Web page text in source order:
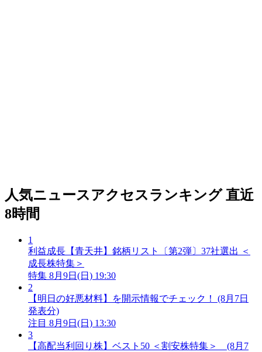
人気ニュースアクセスランキング 直近
8時間
1
利益成長【青天井】銘柄リスト〔第2弾〕37社選出 ＜
成長株特集＞
特集 8月9日(日) 19:30
2
【明日の好悪材料】を開示情報でチェック！ (8月7日
発表分)
注目 8月9日(日) 13:30
3
【高配当利回り株】ベスト50 ＜割安株特集＞ (8月7